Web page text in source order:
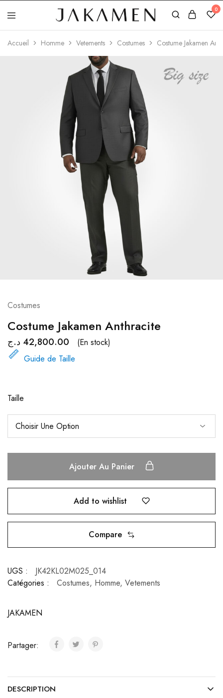
Jakamen
Algérie
0
Accueil Homme Vetements Costumes Costume Jakamen
Costumes
Costume Jakamen Anthracite
42,800.00 د.ج
(En stock)
Guide de Taille
Taille
Ajouter Au Panier
Add to wishlist
Compare
UGS :
JK42KL02M025_014
Catégories :
Costumes, Homme, Vetements
JAKAMEN
Partager:
DESCRIPTION